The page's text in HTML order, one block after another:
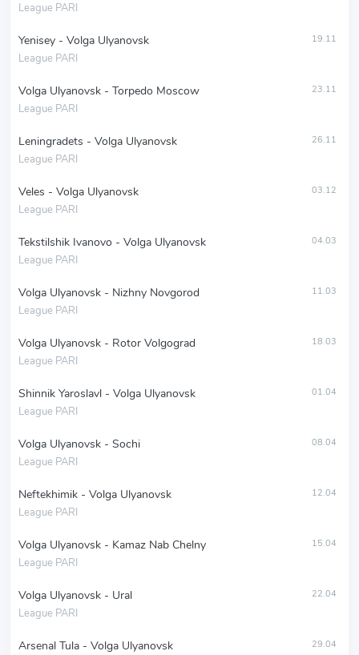
League PARI
Yenisey - Volga Ulyanovsk
League PARI
19.11
Volga Ulyanovsk - Torpedo Moscow
League PARI
23.11
Leningradets - Volga Ulyanovsk
League PARI
26.11
Veles - Volga Ulyanovsk
League PARI
03.12
Tekstilshik Ivanovo - Volga Ulyanovsk
League PARI
04.03
Volga Ulyanovsk - Nizhny Novgorod
League PARI
11.03
Volga Ulyanovsk - Rotor Volgograd
League PARI
18.03
Shinnik Yaroslavl - Volga Ulyanovsk
League PARI
01.04
Volga Ulyanovsk - Sochi
League PARI
08.04
Neftekhimik - Volga Ulyanovsk
League PARI
12.04
Volga Ulyanovsk - Kamaz Nab Chelny
League PARI
15.04
Volga Ulyanovsk - Ural
League PARI
22.04
Arsenal Tula - Volga Ulyanovsk 29.04